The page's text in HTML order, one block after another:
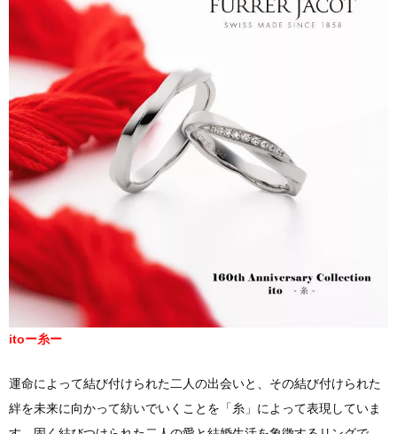
itoー糸ー
運命によって結び付けられた二人の出会いと、その結び付けられた
絆を未来に向かって紡いでいくことを「糸」によって表現していま